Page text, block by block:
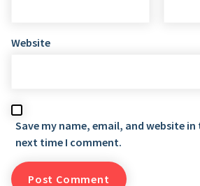
Website
Save my name, email, and website
next time I comment.